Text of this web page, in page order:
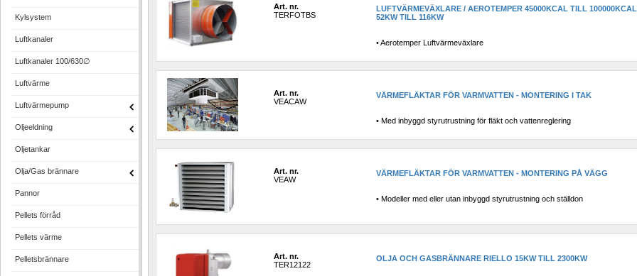
Kylsystem
Luftkanaler
Luftkanaler 100/630∅
Luftvärme
Luftvärmepump
Oljeeldning
Oljetankar
Olja/Gas brännare
Pannor
Pellets förråd
Pellets värme
Pelletsbrännare
Art. nr.
TERFOTBS
LUFTVÄRMEVÄXLARE / AEROTEMPER 45000KCAL TILL
52KW TILL 116KW
• Aerotemper Luftvärmeväxlare
Art. nr.
VEACAW
VÄRMEFLÄKTAR FÖR VARMVATTEN - MONTERING I TAK
• Med inbyggd styrutrustning för fläkt och vattenreglering
Art. nr.
VEAW
VÄRMEFLÄKTAR FÖR VARMVATTEN - MONTERING PÅ VÄGG
• Modeller med eller utan inbyggd styrutrustning och ställdon
Art. nr.
TER12122
OLJA OCH GASBRÄNNARE RIELLO 15KW TILL 2300KW